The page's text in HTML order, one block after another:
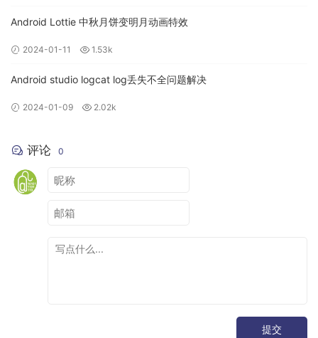
Android Lottie 中秋月饼变明月动画特效
2024-01-11 1.53k
Android studio logcat log丢失不全问题解决
2024-01-09 2.02k
评论 0
提交